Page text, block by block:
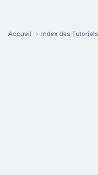
Accueil Index des Tutoriels